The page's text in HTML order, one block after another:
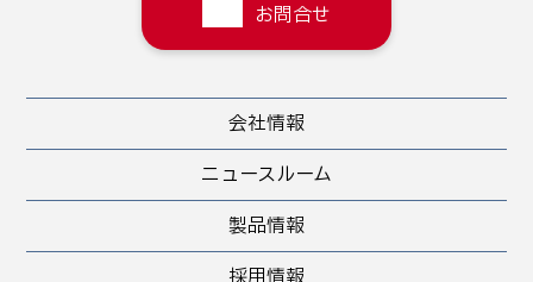
お問合せ
会社情報
ニュースルーム
製品情報